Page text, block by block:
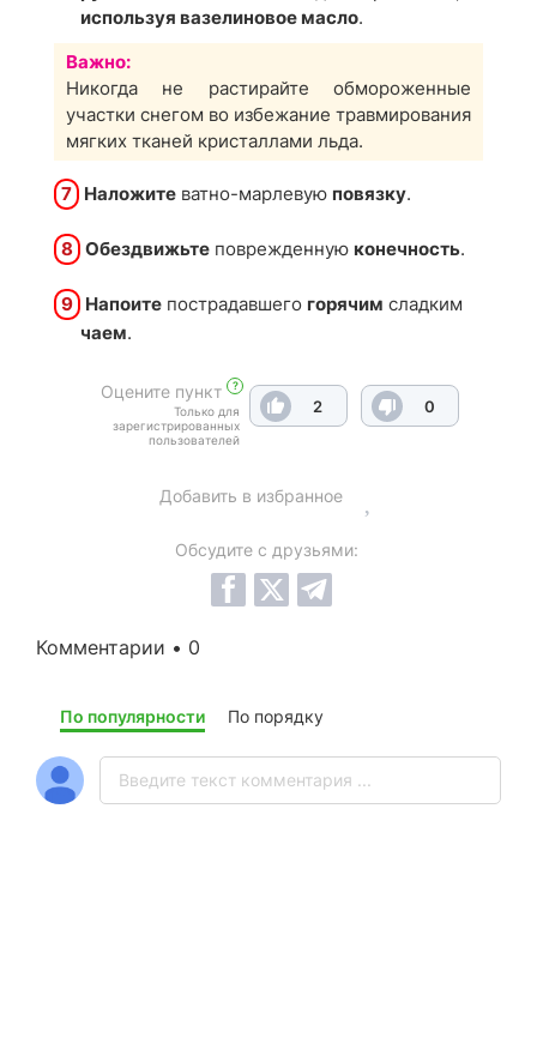
используя вазелиновое масло.
Важно:
Никогда не растирайте обмороженные
участки снегом во избежание травмирования
мягких тканей кристаллами льда.
7 Наложите ватно-марлевую повязку.
8 Обездвижьте поврежденную конечность.
9 Напоите пострадавшего горячим сладким
чаем.
Оцените пункт ?
Только для
зарегистрированных
пользователей
2 0
Добавить в избранное
Обсудите с друзьями:
Комментарии • 0
По популярности По порядку